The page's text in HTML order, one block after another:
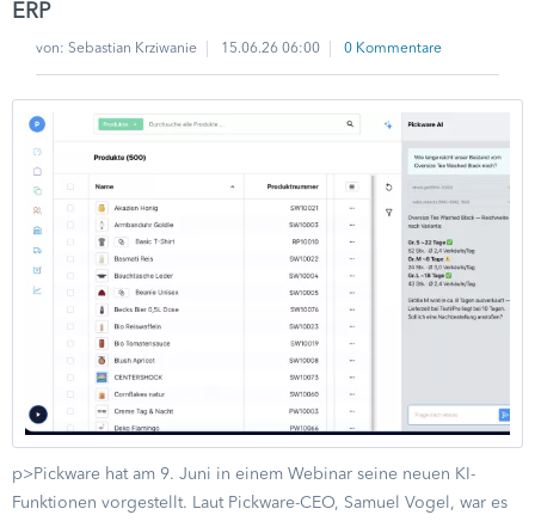
ERP
von: Sebastian Krziwanie 15.06.26 06:00 0 Kommentare
p>Pickware hat am 9. Juni in einem Webinar seine neuen KI-
Funktionen vorgestellt. Laut Pickware-CEO, Samuel Vogel, war es